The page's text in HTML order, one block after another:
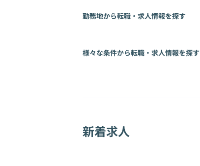
勤務地から転職・求人情報を探す
様々な条件から転職・求人情報を探す
新着求人